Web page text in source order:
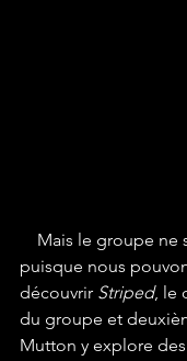
Mais le groupe ne
puisque nous
découvrir Striped, le
du groupe et
Mutton y explore